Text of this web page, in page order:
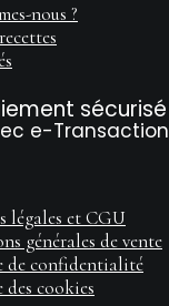
nous ?
sécurisé
e-Transaction
légales et CGU
générales de vente
de confidentialité
cookies